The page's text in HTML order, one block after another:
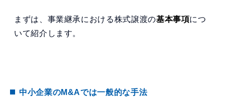
まずは、事業継承における株式譲渡の基本事項につ
いて紹介します。
中小企業のM&Aでは一般的な手法